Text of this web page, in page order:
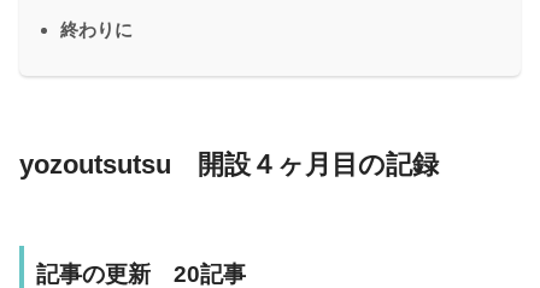
終わりに
yozoutsutsu 開設４ヶ月目の記録
記事の更新 20記事